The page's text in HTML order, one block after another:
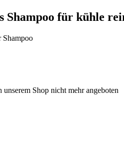
Shampoo für kühle
Shampoo
Shop nicht mehr angeboten